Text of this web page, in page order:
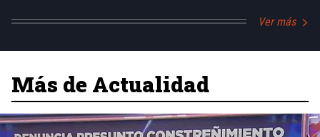
Ver más
Más de Actualidad